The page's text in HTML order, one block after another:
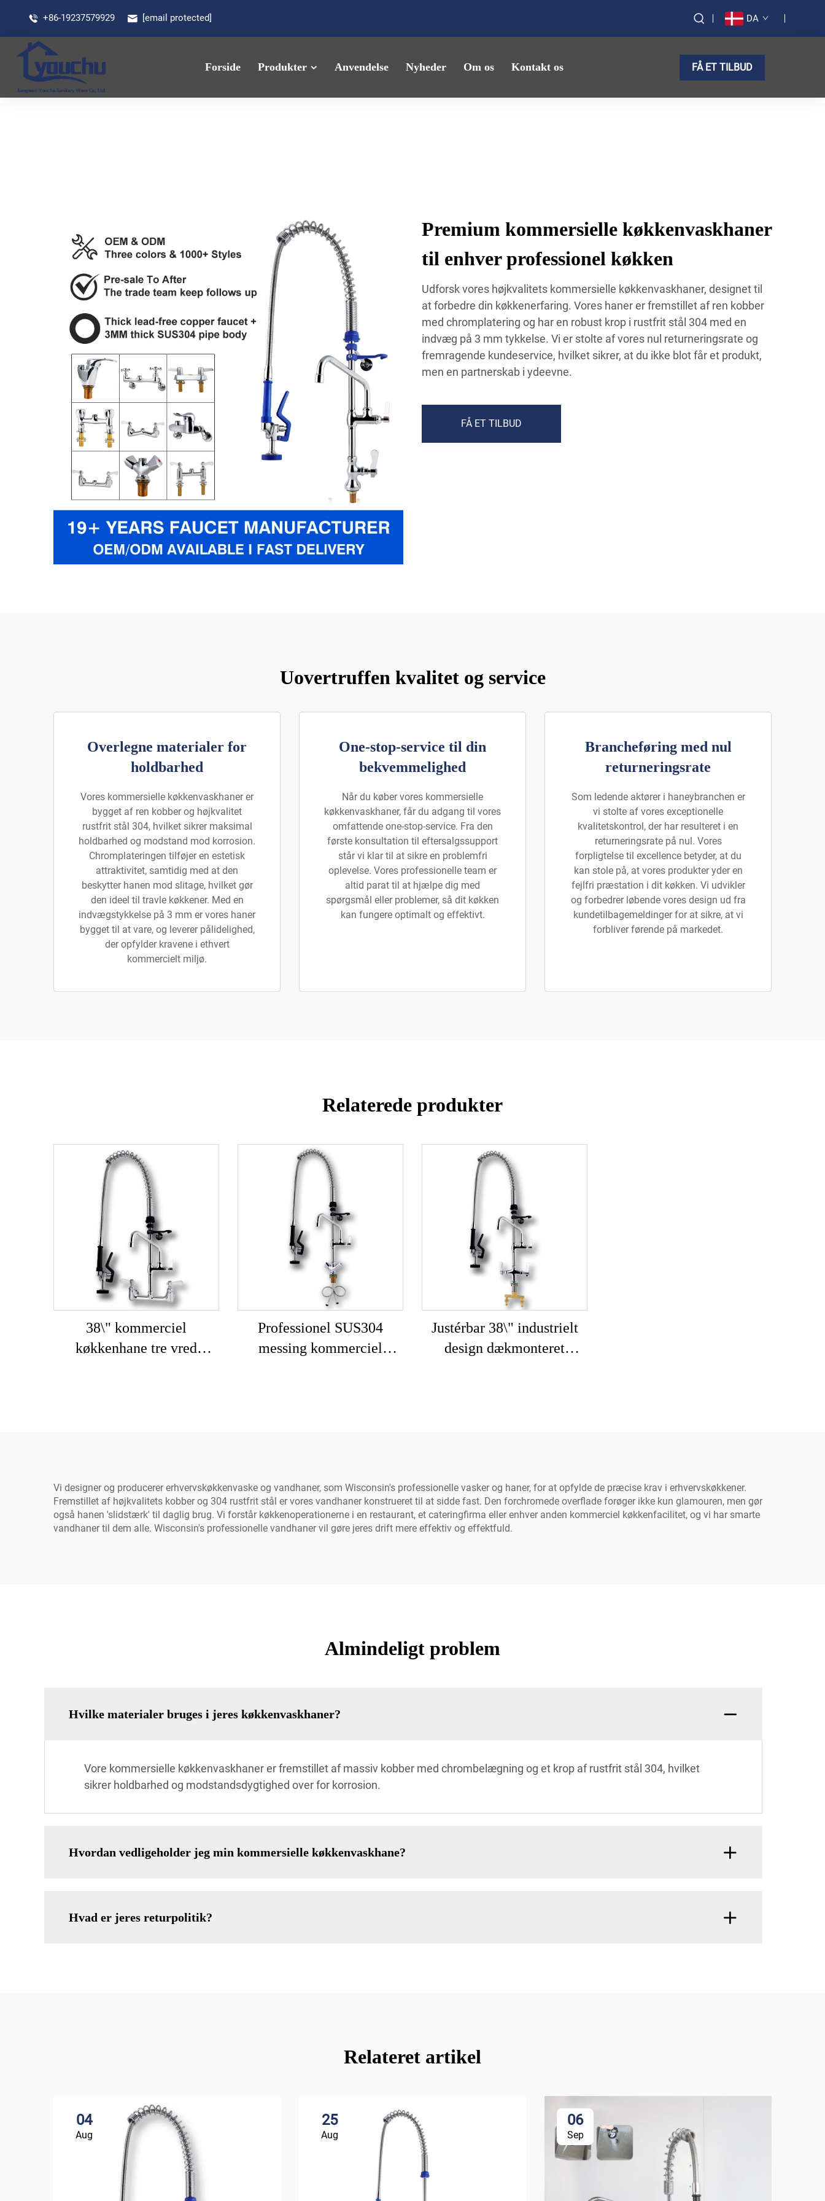
+86-19237579929 [email protected] DA
Forside Produkter Anvendelse Nyheder Om os Kontakt os FÅ ET TILBUD
Premium kommersielle køkkenvaskhaner
til enhver professionel køkken
Udforsk vores højkvalitets kommersielle køkkenvaskhaner, designet til
at forbedre din køkkenerfaring. Vores haner er fremstillet af ren kobber
med chromplatering og har en robust krop i rustfrit stål 304 med en
indvæg på 3 mm tykkelse. Vi er stolte af vores nul returneringsrate og
fremragende kundeservice, hvilket sikrer, at du ikke blot får et produkt,
men en partnerskab i ydeevne.
FÅ ET TILBUD
Uovertruffen kvalitet og service
Overlegne materialer for
holdbarhed
Vores kommersielle køkkenvaskhaner er
bygget af ren kobber og højkvalitet
rustfrit stål 304, hvilket sikrer maksimal
holdbarhed og modstand mod korrosion.
Chromplateringen tilføjer en estetisk
attraktivitet, samtidig med at den
beskytter hanen mod slitage, hvilket gør
den ideel til travle køkkener. Med en
indvægstykkelse på 3 mm er vores haner
bygget til at vare, og leverer pålidelighed,
der opfylder kravene i ethvert
kommercielt miljø.
One-stop-service til din
bekvemmelighed
Når du køber vores kommersielle
køkkenvaskhaner, får du adgang til vores
omfattende one-stop-service. Fra den
første konsultation til eftersalgssupport
står vi klar til at sikre en problemfri
oplevelse. Vores professionelle team er
altid parat til at hjælpe dig med
spørgsmål eller problemer, så dit køkken
kan fungere optimalt og effektivt.
Brancheføring med nul
returneringsrate
Som ledende aktører i haneybranchen er
vi stolte af vores exceptionelle
kvalitetskontrol, der har resulteret i en
returneringsrate på nul. Vores
forpligtelse til excellence betyder, at du
kan stole på, at vores produkter yder en
fejlfri præstation i dit køkken. Vi udvikler
og forbedrer løbende vores design ud fra
kundetilbagemeldinger for at sikre, at vi
forbliver førende på markedet.
Relaterede produkter
38\" kommerciel
køkkenhane tre vred
Professionel SUS304
messing kommerciel
Justérbar 38\" industrielt
design dækmonteret
Vi designer og producerer erhvervskøkkenvaske og vandhaner, som Wisconsin's professionelle vasker og haner, for at opfylde de præcise krav i erhvervskøkkener.
Fremstillet af højkvalitets kobber og 304 rustfrit stål er vores vandhaner konstrueret til at sidde fast. Den forchromede overflade forøger ikke kun glamouren, men gør
også hanen 'slidstærk' til daglig brug. Vi forstår køkkenoperationerne i en restaurant, et cateringfirma eller enhver anden kommerciel køkkenfacilitet, og vi har smarte
vandhaner til dem alle. Wisconsin's professionelle vandhaner vil gøre jeres drift mere effektiv og effektfuld.
Almindeligt problem
Hvilke materialer bruges i jeres køkkenvaskhaner?
Vore kommersielle køkkenvaskhaner er fremstillet af massiv kobber med chrombelægning og et krop af rustfrit stål 304, hvilket
sikrer holdbarhed og modstandsdygtighed over for korrosion.
Hvordan vedligeholder jeg min kommersielle køkkenvaskhane?
Hvad er jeres returpolitik?
Relateret artikel
04
Aug
25
Aug
06
Sep